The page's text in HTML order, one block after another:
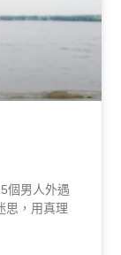
個男人外遇
思，用真理